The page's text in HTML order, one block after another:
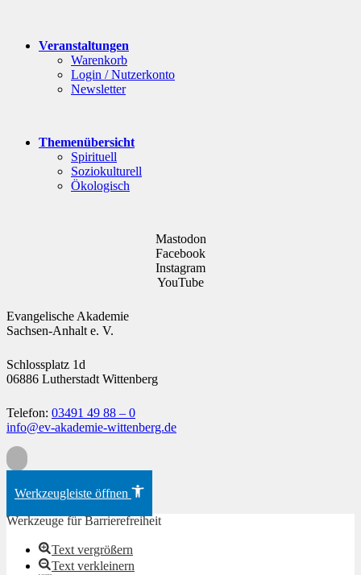
Veranstaltungen
Warenkorb
Login / Nutzerkonto
Newsletter
Themenübersicht
Spirituell
Soziokulturell
Ökologisch
Mastodon
Facebook
Instagram
YouTube
Evangelische Akademie
Sachsen-Anhalt e. V.
Schlossplatz 1d
06886 Lutherstadt Wittenberg
Telefon: 03491 49 88 – 0
info@ev-akademie-wittenberg.de
Werkzeugleiste öffnen
Werkzeuge für Barrierefreiheit
Text vergrößern
Text verkleinern